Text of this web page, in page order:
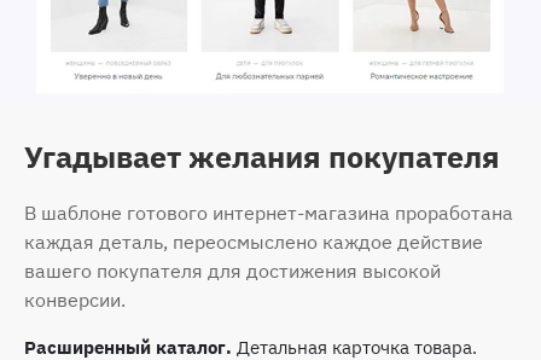
Угадывает желания покупателя
В шаблоне готового интернет-магазина проработана
каждая деталь, переосмыслено каждое действие
вашего покупателя для достижения высокой
конверсии.
Расширенный каталог. Детальная карточка товара.